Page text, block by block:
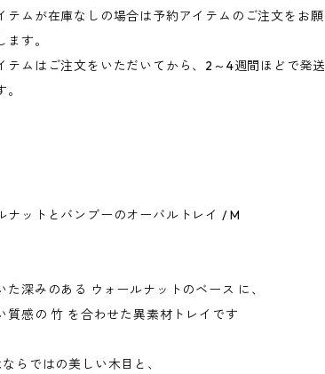
テムが在庫なしの場合は予約アイテムのご注文をお願
ます。
テムはご注文をいただいてから、2～4週間ほどで発送
ナットとバンブーのオーバルトレイ / M
た深みのある ウォールナットのベース に、
質感の 竹 を合わせた異素材トレイです
らではの美しい木目と、